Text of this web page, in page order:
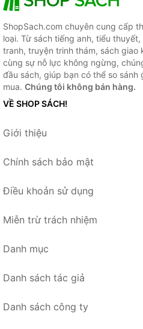
ShopSach.com chuyên cung cấp
loại. Từ sách tiếng anh, tiểu
tranh, truyện trinh thám, sách giao
cùng sự nỗ lực không ngừng,
đầu sách, giúp bạn có thể so
mua. Chúng tôi không bán hàng.
VỀ SHOP SÁCH!
Giới thiệu
Chính sách bảo mật
Điều khoản sử dụng
Miễn trừ trách nhiệm
Danh mục
Danh sách tác giả
Danh sách công ty